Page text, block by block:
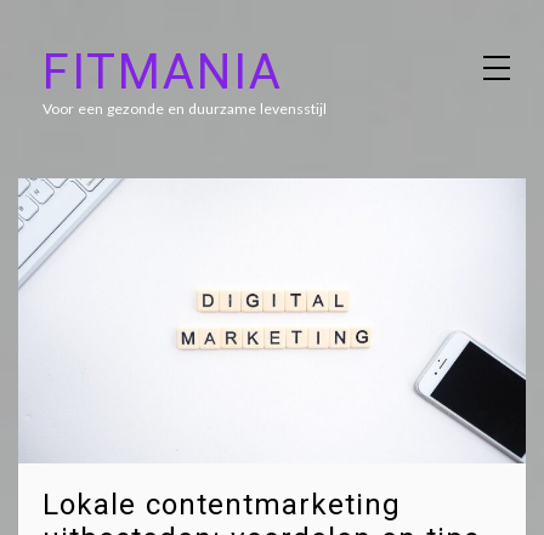
FITMANIA
Voor een gezonde en duurzame levensstijl
Lokale contentmarketing